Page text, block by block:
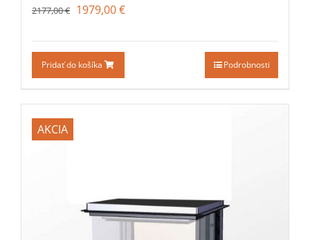
2177,00€ 1979,00€
Pridať do košíka Podrobnosti
AKCIA